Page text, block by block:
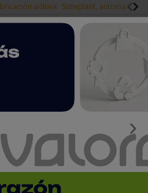
aditiva Sisteplant,
Login empresas Registro
PREMIUM
del metal Alteyco System